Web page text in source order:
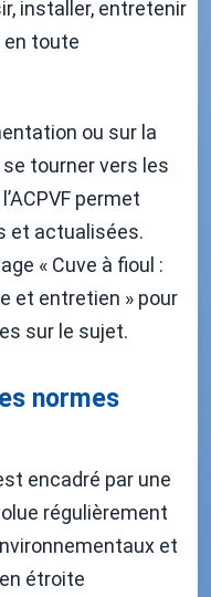
installer, entretenir
en toute
ou sur la
tourner vers les
permet
et actualisées.
« Cuve à fioul :
et entretien » pour
sur le sujet.
normes
encadré par une
régulièrement
et
étroite